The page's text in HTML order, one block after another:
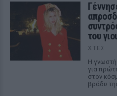
του
ΧΤΕΣ
Η γνωστή
για
στον
βράδυ